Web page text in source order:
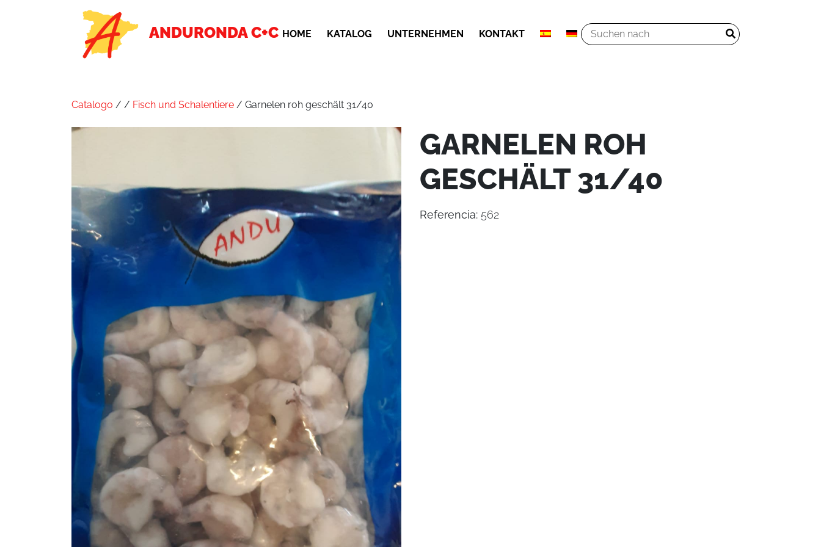
ANDURONDA C+C HOME KATALOG UNTERNEHMEN KONTAKT
Catalogo / / Fisch und Schalentiere / Garnelen roh geschält 31/40
GARNELEN ROH
GESCHÄLT 31/40
Referencia: 562